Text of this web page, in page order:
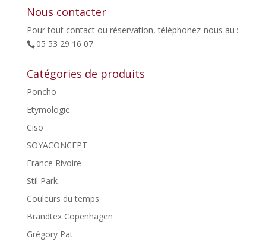
Nous contacter
Pour tout contact ou réservation, téléphonez-nous au :
05 53 29 16 07
Catégories de produits
Poncho
Etymologie
Ciso
SOYACONCEPT
France Rivoire
Stil Park
Couleurs du temps
Brandtex Copenhagen
Grégory Pat